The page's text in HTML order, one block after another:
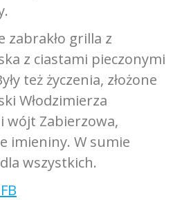
zabrakło grilla z
z ciastami pieczonymi
też życzenia, złożone
Włodzimierza
wójt Zabierzowa,
imieniny. W sumie
wszystkich.